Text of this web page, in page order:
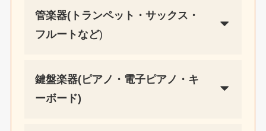
管楽器(トランペット・サックス・
フルートなど)
鍵盤楽器(ピアノ・電子ピアノ・キ
ーボード)